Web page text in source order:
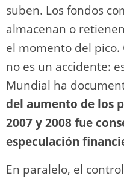
suben. Los fondos
almacenan o
el momento del
no es un accidente:
Mundial ha
del aumento de los
2007 y 2008 fue
especulación
En paralelo, el